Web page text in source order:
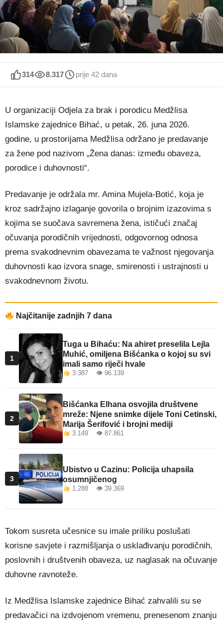
314 8.317 prije 42 dana
U organizaciji Odjela za brak i porodicu Medžlisa
Islamske zajednice Bihać, u petak, 26. juna 2026.
godine, u prostorijama Medžlisa održano je predavanje
za žene pod nazivom „Žena danas: između obaveza,
porodice i duhovnosti“.
Predavanje je održala mr. Amina Mujela-Botić, koja je
kroz sadržajno izlaganje govorila o brojnim izazovima s
kojima se suočava savremena žena, ističući značaj
očuvanja porodičnih vrijednosti, odgovornog odnosa
prema svakodnevnim obavezama te važnost njegovanja
duhovnosti kao izvora snage, smirenosti i ustrajnosti u
svakodnevnom životu.
Najčitanije zadnjih 7 dana
1
Tuga u Bihaću: Na ahiret preselila Lejla
Muhić, omiljena Bišćanka o kojoj su svi
imali samo riječi hvale
3.387 👁 96.139
2
Bišćanka Elhana osvojila društvene
mreže: Njene snimke dijele Toni Cetinski,
Marija Šerifović i brojni mediji
3.149 👁 87.861
3
Ubistvo u Cazinu: Policija uhapsila
osumnjičenog
1.288 👁 39.369
Tokom susreta učesnice su imale priliku poslušati
korisne savjete i razmišljanja o usklađivanju porodičnih,
poslovnih i društvenih obaveza, uz naglasak na očuvanje
duhovne ravnoteže.
Iz Medžlisa Islamske zajednice Bihać zahvalili su se
predavačici na izdvojenom vremenu, prenesenom znanju